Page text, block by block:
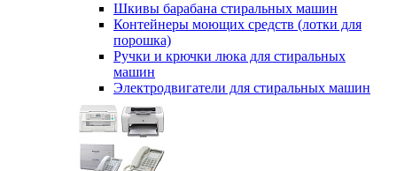
Шкивы барабана стиральных машин
Контейнеры моющих средств (лотки для
порошка)
Ручки и крючки люка для стиральных
машин
Электродвигатели для стиральных машин